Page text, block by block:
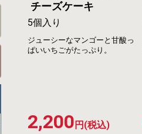
チーズケーキ
5個入り
ジューシーなマンゴーと甘酸っ
ぱいいちごがたっぷり。
2,200 円(税込)